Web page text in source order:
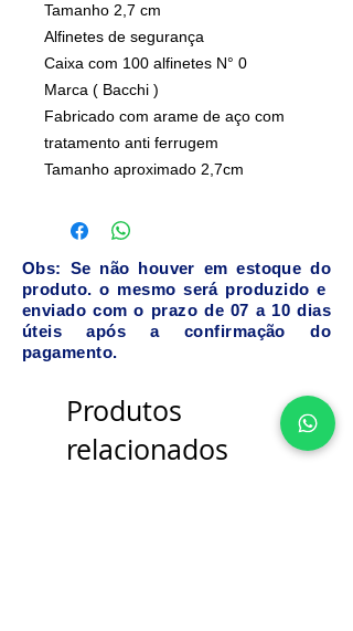
Tamanho 2,7 cm
Alfinetes de segurança
Caixa com 100 alfinetes N° 0
Marca ( Bacchi )
Fabricado com arame de aço com
tratamento anti ferrugem
Tamanho aproximado 2,7cm
Obs: Se não houver em estoque do
produto. o mesmo será produzido e
enviado com o prazo de 07 a 10 dias
úteis após a confirmação do
pagamento.
Produtos
relacionados